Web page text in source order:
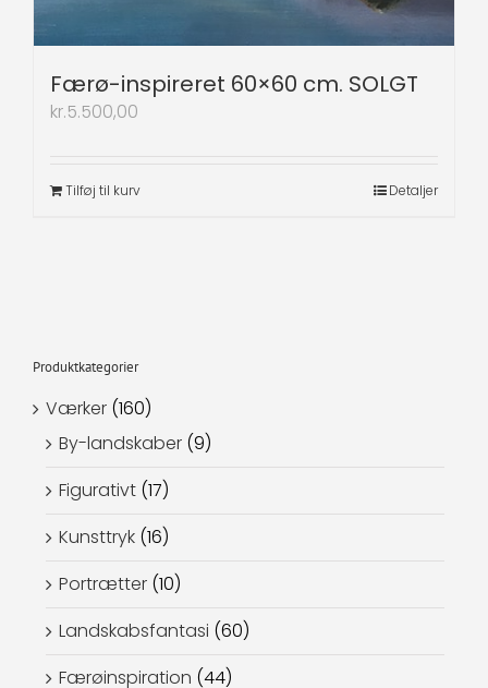
Færø-inspireret 60×60 cm. SOLGT
kr.5.500,00
Tilføj til kurv Detaljer
Produktkategorier
Værker (160)
By-landskaber (9)
Figurativt (17)
Kunsttryk (16)
Portrætter (10)
Landskabsfantasi (60)
Færøinspiration (44)